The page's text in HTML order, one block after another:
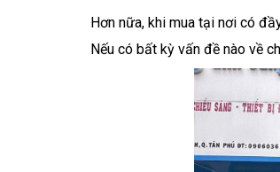
Hơn nữa, khi mua tại nơi có
Nếu có bất kỳ vấn đề nào về